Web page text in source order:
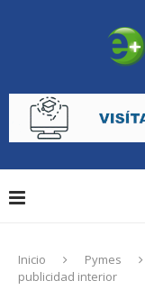
Inicio Pymes
publicidad interior